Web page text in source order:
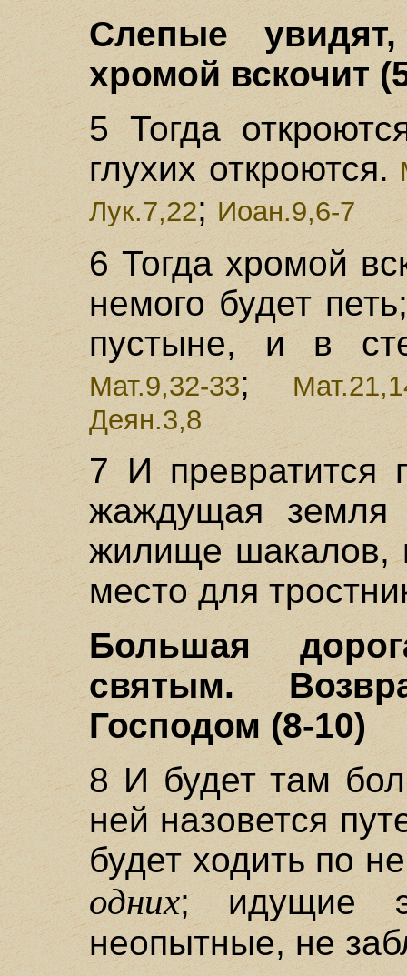
Слепые
хромой вскочит
5 Тогда
глухих откроются.
Лук.7,22;Иоан.9,6-7
6 Тогда хромой
немого будет
пустыне, и в
Мат.9,32-33;
Деян.3,8
7 И превратится
жаждущая
жилище шакалов,
место для
Большая
святым.
Господом (8-10)
8 И будет там
ней назовется
будет ходить по
одних; идущие
неопытные, не